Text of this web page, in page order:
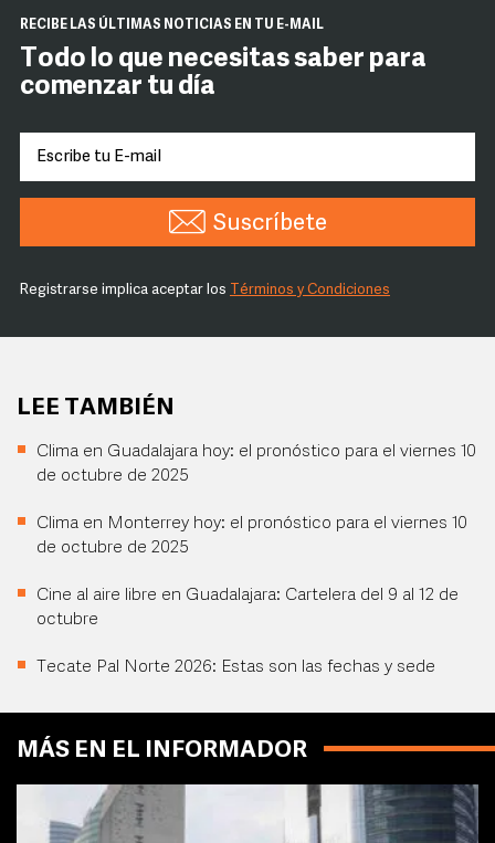
RECIBE LAS ÚLTIMAS NOTICIAS EN TU E-MAIL
Todo lo que necesitas saber para
comenzar tu día
Suscríbete
Registrarse implica aceptar los Términos y Condiciones
LEE TAMBIÉN
Clima en Guadalajara hoy: el pronóstico para el viernes 10
de octubre de 2025
Clima en Monterrey hoy: el pronóstico para el viernes 10
de octubre de 2025
Cine al aire libre en Guadalajara: Cartelera del 9 al 12 de
octubre
Tecate Pal Norte 2026: Estas son las fechas y sede
MÁS EN EL INFORMADOR